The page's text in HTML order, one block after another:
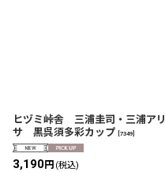
ヒヅミ峠舎 三浦圭司・三浦アリ
サ 黒呉須多彩カップ [7349]
3,190円 (税込)